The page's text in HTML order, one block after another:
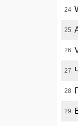
24
25
26
27
28
29